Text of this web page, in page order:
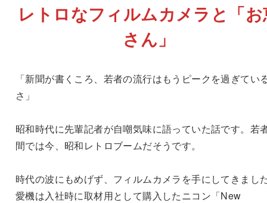
レトロなフィルムカメラと「
さん」
「新聞が書くころ、若者の流行はもうピークを過ぎてい
さ」
昭和時代に先輩記者が自嘲気味に語っていた話です。若
間では今、昭和レトロブームだそうです。
時代の波にもめげず、フィルムカメラを手にしてきまし
愛機は入社時に取材用として購入したニコン「New